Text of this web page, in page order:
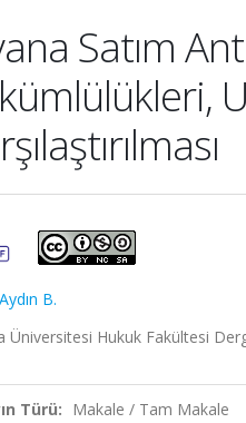
Satım
B.
Üniversitesi Hukuk Fakültesi
Türü: Makale / Tam Makale